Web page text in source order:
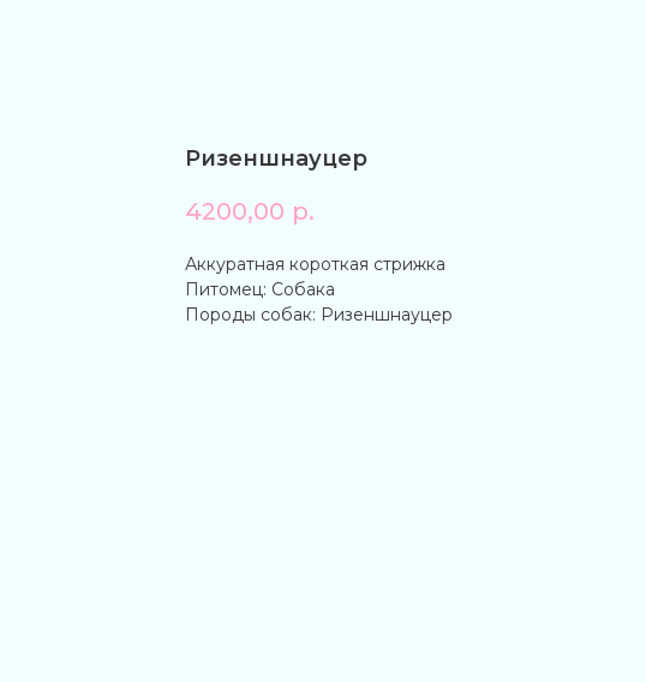
Ризеншнауцер
4200,00 р.
Аккуратная короткая стрижка
Питомец: Собака
Породы собак: Ризеншнауцер